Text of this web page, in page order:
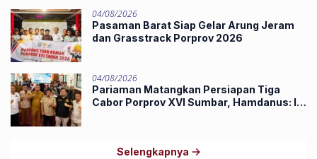
04/08/2026
Pasaman Barat Siap Gelar Arung Jeram
dan Grasstrack Porprov 2026
04/08/2026
Pariaman Matangkan Persiapan Tiga
Cabor Porprov XVI Sumbar, Hamdanus: Ini
Selengkapnya